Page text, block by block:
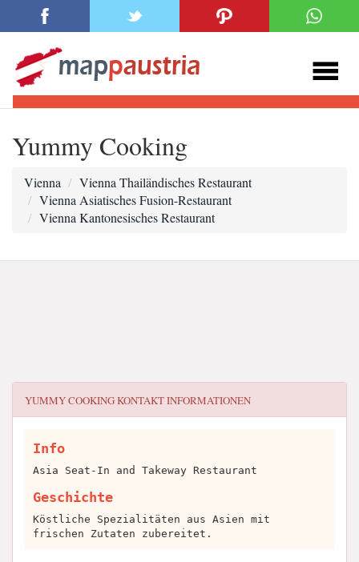
Yummy Cooking
Vienna
Vienna Thailändisches Restaurant
Vienna Asiatisches Fusion-Restaurant
Vienna Kantonesisches Restaurant
YUMMY COOKINGKONTAKT INFORMATIONEN
Info
Asia Seat-In and Takeway Restaurant
Geschichte
Köstliche Spezialitäten aus Asien mit
frischen Zutaten zubereitet.